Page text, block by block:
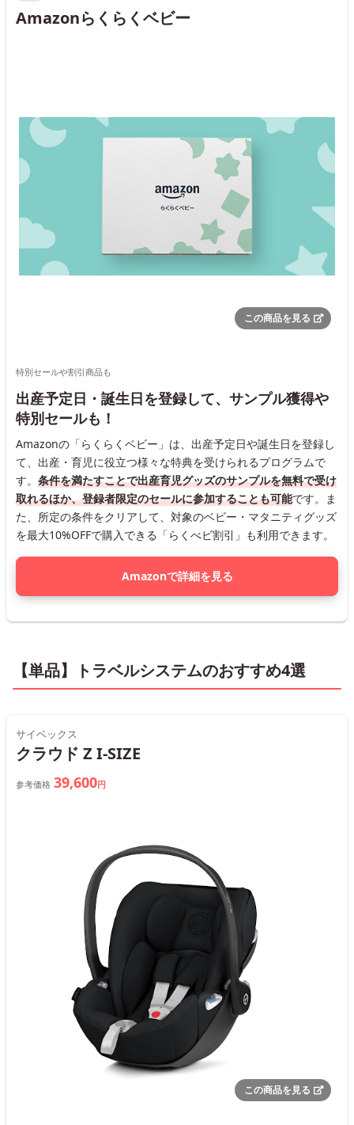
Amazonらくらくベビー
この商品を見る
特別セールや割引商品も
出産予定日・誕生日を登録して、サンプル獲得や
特別セールも！
Amazonの「らくらくベビー」は、出産予定日や誕生日を登録し
て、出産・育児に役立つ様々な特典を受けられるプログラムで
す。 条件を満たすことで出産育児グッズのサンプルを無料で受け
取れるほか、登録者限定のセールに参加することも可能です。ま
た、所定の条件をクリアして、対象のベビー・マタニティグッズ
を最大10%OFFで購入できる「らくべビ割引」も利用できます。
Amazonで詳細を見る
【単品】トラベルシステムのおすすめ4選
サイベックス
クラウド Z I-SIZE
参考価格 39,600円
この商品を見る